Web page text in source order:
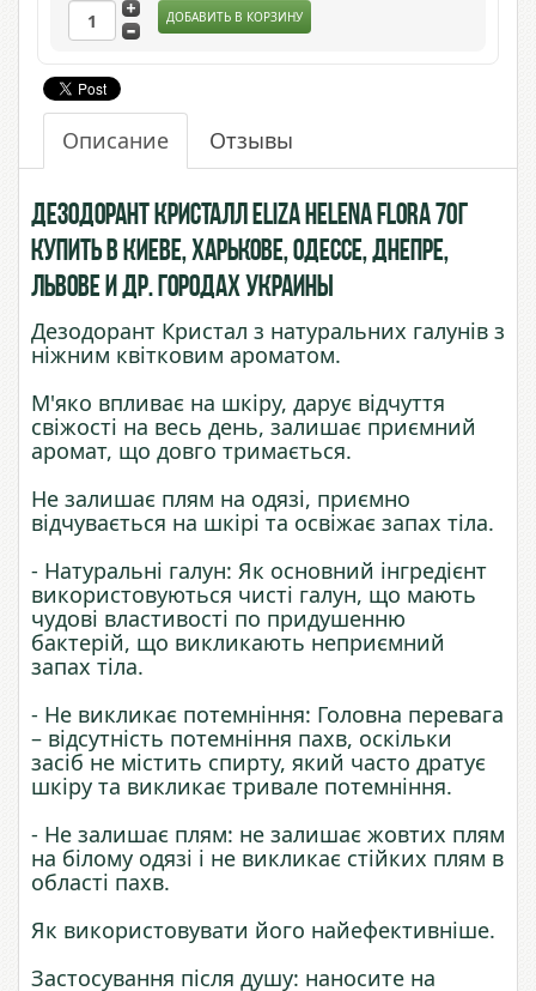
ДОБАВИТЬ В КОРЗИНУ
Описание Отзывы
Дезодорант Кристалл Eliza Helena Flora 70г
купить в Киеве, Харькове, Одессе, Днепре,
Львове и др. городах Украины
Дезодорант Кристал з натуральних галунів з
ніжним квітковим ароматом.
М'яко впливає на шкіру, дарує відчуття
свіжості на весь день, залишає приємний
аромат, що довго тримається.
Не залишає плям на одязі, приємно
відчувається на шкірі та освіжає запах тіла.
- Натуральні галун: Як основний інгредієнт
використовуються чисті галун, що мають
чудові властивості по придушенню
бактерій, що викликають неприємний
запах тіла.
- Не викликає потемніння: Головна перевага
– відсутність потемніння пахв, оскільки
засіб не містить спирту, який часто дратує
шкіру та викликає тривале потемніння.
- Не залишає плям: не залишає жовтих плям
на білому одязі і не викликає стійких плям в
області пахв.
Як використовувати його найефективніше.
Застосування після душу: наносите на